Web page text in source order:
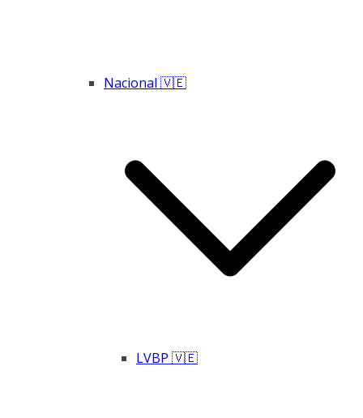
Nacional 🇻🇪
LVBP 🇻🇪